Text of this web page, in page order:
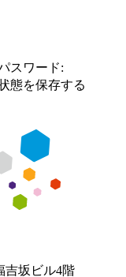
スワード:
態を保存する
坂ビル4階